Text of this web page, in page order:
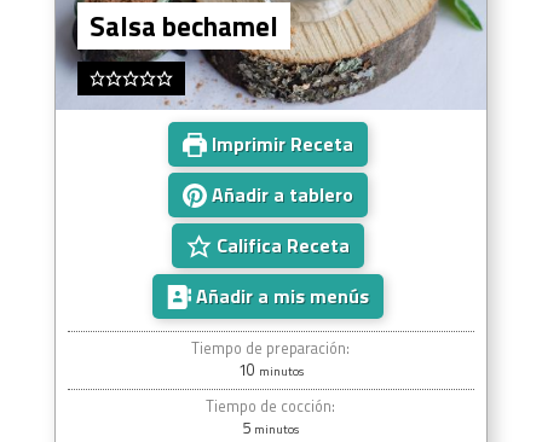
Salsa bechamel
Imprimir Receta
Añadir a tablero
Califica Receta
Añadir a mis menús
Tiempo de preparación:
10 minutos
Tiempo de cocción:
5 minutos